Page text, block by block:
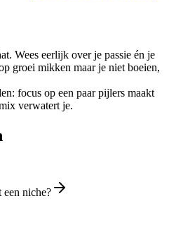
Wees eerlijk over je passie én je
groei mikken maar je niet boeien,
focus op een paar pijlers maakt
verwatert je.
niche?